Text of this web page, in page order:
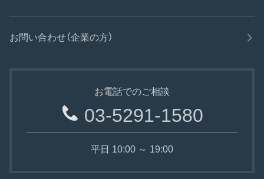
お問い合わせ（企業の方）
お電話でのご相談
03-5291-1580
平日 10:00 ～ 19:00